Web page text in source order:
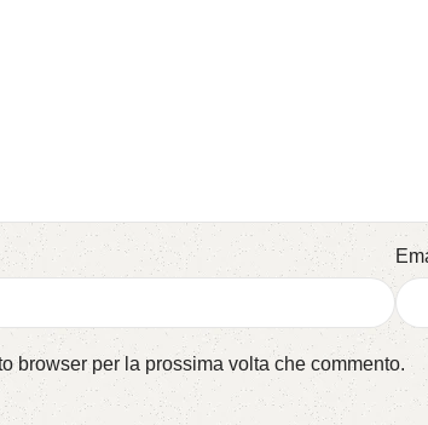
browser per la prossima volta che commento.